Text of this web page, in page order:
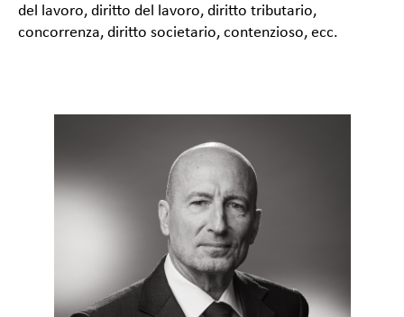
del lavoro, diritto del lavoro, diritto tributario,
concorrenza, diritto societario, contenzioso, ecc.